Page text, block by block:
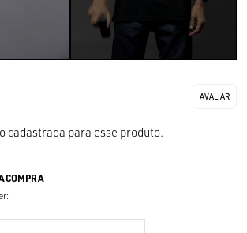
cadastrada para esse produto.
COMPRA